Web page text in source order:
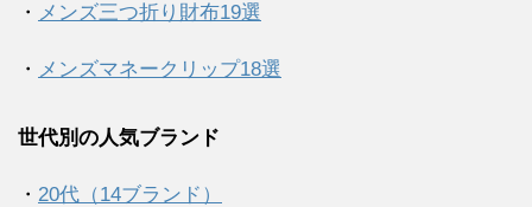
・ メンズ三つ折り財布19選
・ メンズマネークリップ18選
世代別の人気ブランド
・ 20代（14ブランド）